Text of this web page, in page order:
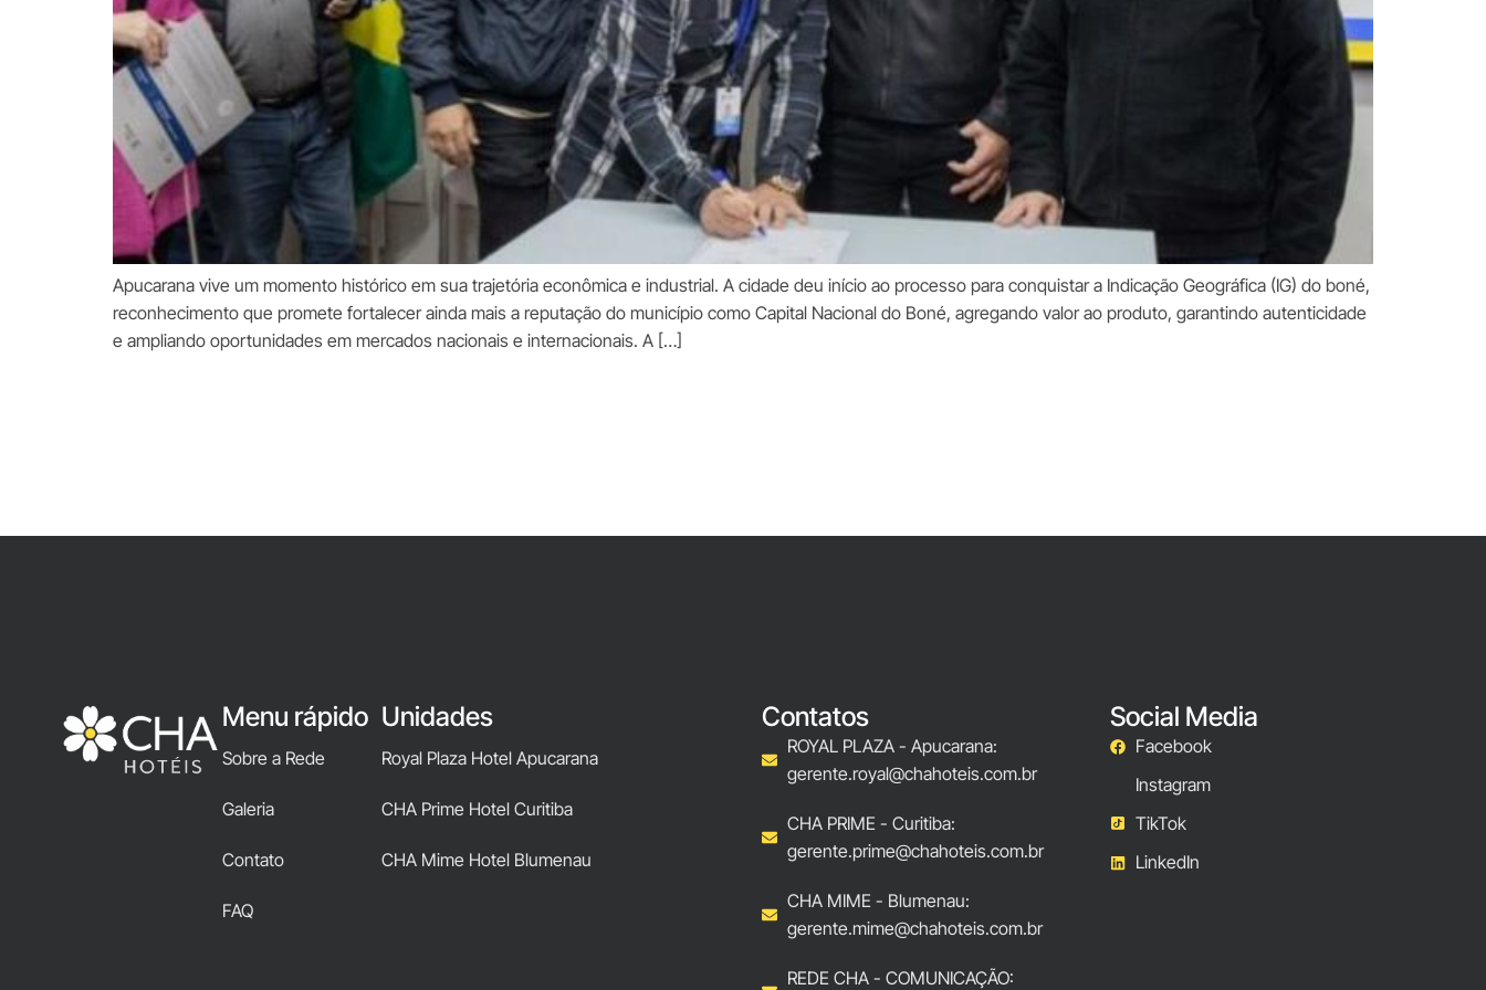
Apucarana vive um momento histórico em sua trajetória econômica e industrial. A cidade deu início ao processo para conquistar a Indicação Geográfica (IG) do boné,
reconhecimento que promete fortalecer ainda mais a reputação do município como Capital Nacional do Boné, agregando valor ao produto, garantindo autenticidade
e ampliando oportunidades em mercados nacionais e internacionais. A […]
Menu rápido
Sobre a Rede
Galeria
Contato
FAQ
Unidades
Royal Plaza Hotel Apucarana
CHA Prime Hotel Curitiba
CHA Mime Hotel Blumenau
Contatos
ROYAL PLAZA - Apucarana:
gerente.royal@chahoteis.com.br
CHA PRIME - Curitiba:
gerente.prime@chahoteis.com.br
CHA MIME - Blumenau:
gerente.mime@chahoteis.com.br
REDE CHA - COMUNICAÇÃO:
Social Media
Facebook
Instagram
TikTok
LinkedIn